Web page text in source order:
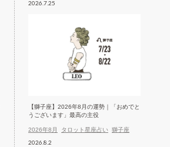
2026.7.25
【獅子座】2026年8月の運勢｜「おめでと
うございます」最高の主役
2026年8月 タロット星座占い 獅子座
2026.8.2